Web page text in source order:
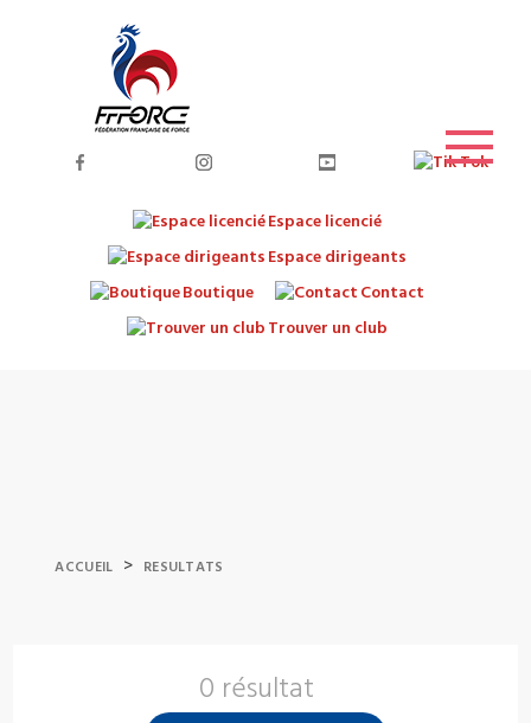
Espace licencié
Espace dirigeants
Boutique
Contact
Trouver un club
ACCUEIL > RESULTATS
0 résultat